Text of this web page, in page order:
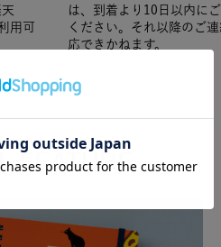
用可
は、到着より10日以内に
ください。それ以降のご
応できかねます。
FEATURE